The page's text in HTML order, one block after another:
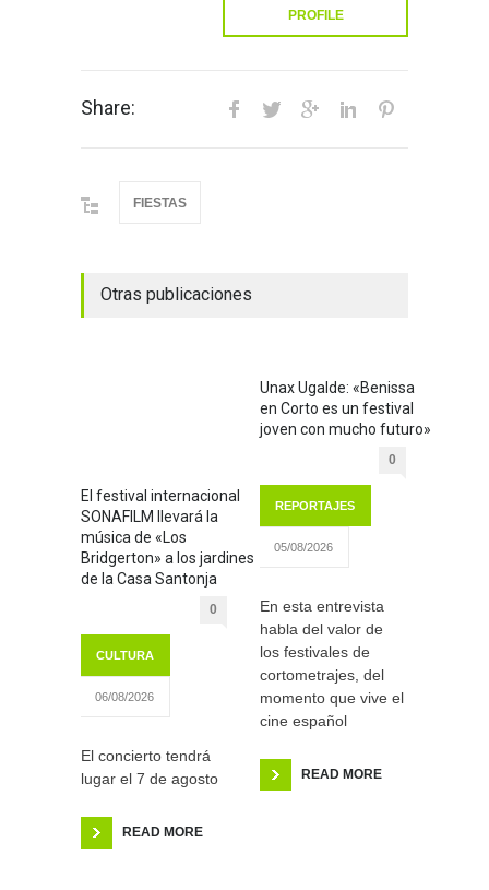
PROFILE
Share:
FIESTAS
Otras publicaciones
El festival internacional
SONAFILM llevará la
música de «Los
Bridgerton» a los jardines
de la Casa Santonja
0
CULTURA
06/08/2026
El concierto tendrá
lugar el 7 de agosto
READ MORE
Unax Ugalde: «Benissa
en Corto es un festival
joven con mucho futuro»
0
REPORTAJES
05/08/2026
En esta entrevista
habla del valor de
los festivales de
cortometrajes, del
momento que vive el
cine español
READ MORE